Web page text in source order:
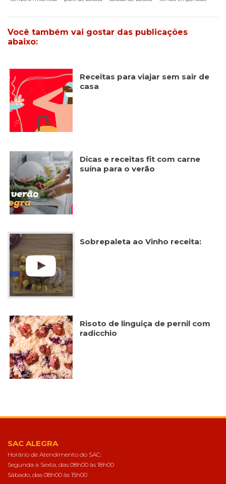
Você também vai gostar das publicações
abaixo:
Receitas para viajar sem sair de
casa
Dicas e receitas fit com carne
suína para o verão
Sobrepaleta ao Vinho receita:
Risoto de linguiça de pernil com
radicchio
SAC ALEGRA
Horário de Atendimento do SAC:
Segunda a Sexta, das 08h00 às 18h00
Sábado, das 08h00 às 15h00